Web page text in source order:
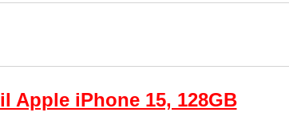
Apple iPhone 15, 128GB